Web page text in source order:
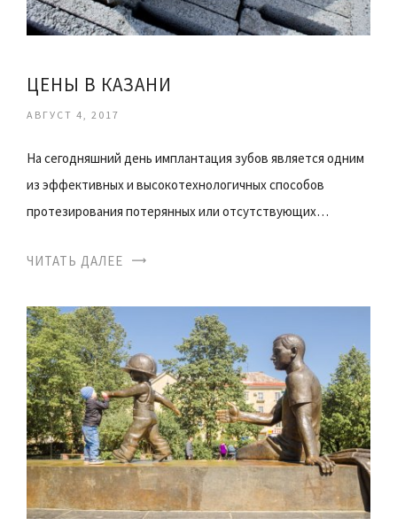
ЦЕНЫ В КАЗАНИ
АВГУСТ 4, 2017
На сегодняшний день имплантация зубов является одним
из эффективных и высокотехнологичных способов
протезирования потерянных или отсутствующих…
ЧИТАТЬ ДАЛЕЕ